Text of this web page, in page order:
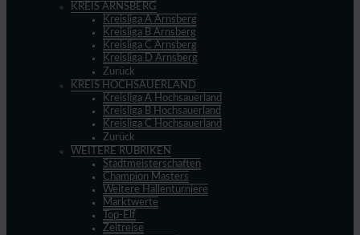
KREIS ARNSBERG
Kreisliga A Arnsberg
Kreisliga B Arnsberg
Kreisliga C Arnsberg
Kreisliga D Arnsberg
Zurück
KREIS HOCHSAUERLAND
Kreisliga A Hochsauerland
Kreisliga B Hochsauerland
Kreisliga C Hochsauerland
Zurück
WEITERE RUBRIKEN
Stadtmeisterschaften
Champion Masters
Weitere Hallenturniere
Marktwerte
Top-Elf
Zeitreise